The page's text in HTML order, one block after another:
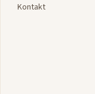
Kontakt